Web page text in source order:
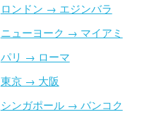
ロンドン → エジンバラ
ニューヨーク → マイアミ
パリ → ローマ
東京 → 大阪
シンガポール → バンコク